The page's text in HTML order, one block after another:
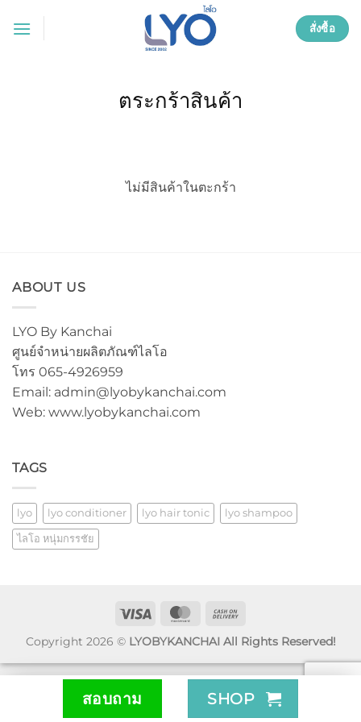
สั่งซื้อ
ตระกร้าสินค้า
ไม่มีสินค้าในตะกร้า
ABOUT US
LYO By Kanchai
ศูนย์จำหน่ายผลิตภัณฑ์ไลโอ
โทร 065-4926959
Email: admin@lyobykanchai.com
Web: www.lyobykanchai.com
TAGS
lyo lyo conditioner lyo hair tonic lyo shampoo
ไลโอ หนุ่มกรรชัย
Visa MasterCard
Delivery
Copyright 2026 © LYOBYKANCHAI All Rights Reserved!
สอบถาม SHOP